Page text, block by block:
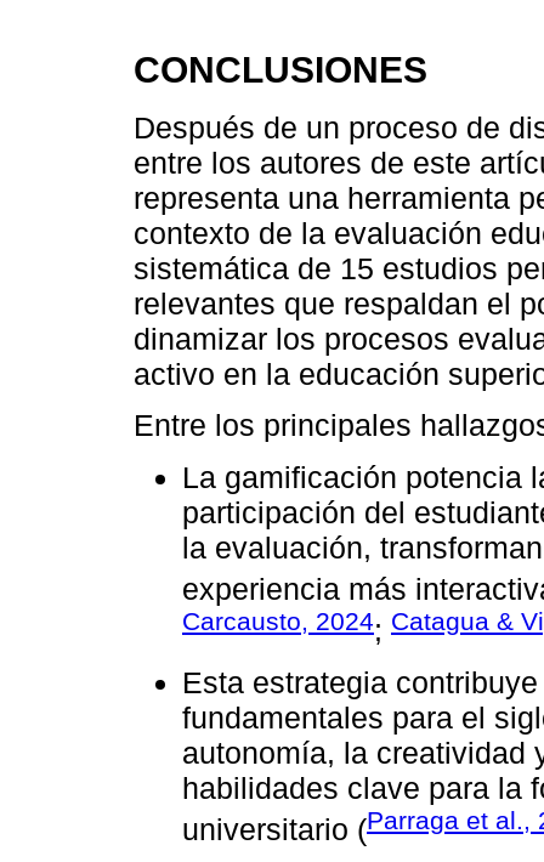
CONCLUSIONES
Después de un proceso de
entre los autores de este
representa una herramienta
contexto de la evaluación
sistemática de 15 estudios
relevantes que respaldan el
dinamizar los procesos
activo en la educación
Entre los principales
La gamificación potencia
participación del
la evaluación,
experiencia más
Carcausto, 2024; Catagua &
Esta estrategia
fundamentales para el
autonomía, la creatividad
habilidades clave para la
universitario (Parraga et al.,